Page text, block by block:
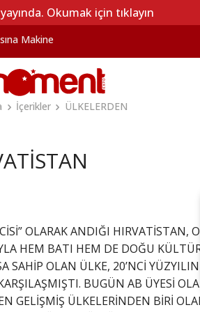
yayında. Okumak için tıklayın
Makine
İçerikler ÜLKELERDEN
OLARAK ANDIĞI HIRVATİSTAN,
HEM BATI HEM DE DOĞU
OLAN ÜLKE, 20’NCİ
BUGÜN AB ÜYESİ
GELİŞMİŞ ÜLKELERİNDEN BİRİ